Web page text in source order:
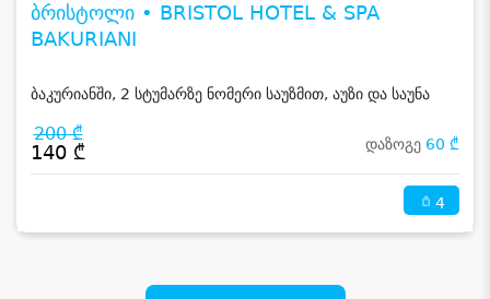
ბრისტოლი • BRISTOL HOTEL & SPA
BAKURIANI
ბაკურიანში, 2 სტუმარზე ნომერი საუზმით, აუზი და საუნა
200 ₾
140 ₾ დაზოგე 60 ₾
4